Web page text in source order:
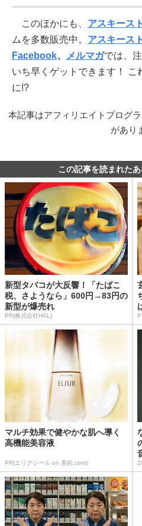
このほかにも、 アスキース
ムを多数販売中。 アスキース
Facebook、 メルマガでは、
いち早くゲットできます！ こ
に!?
本記事はアフィリエイトプログ
があり
この記事を読まれた
新型タバコが大反響！「たばこ
税、さようなら」600円→83円の
新型が爆売れ
PR(株式会社HAL)
マルチ効果で健やかな肌へ導く
高機能美容液
PR(エリクシール on 美的.com)